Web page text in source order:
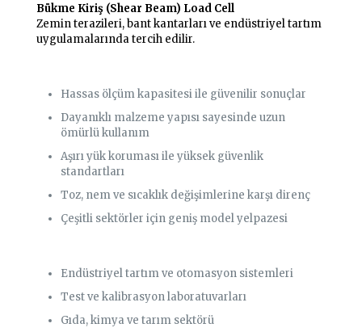
Bükme Kiriş (Shear Beam) Load Cell
Zemin terazileri, bant kantarları ve endüstriyel tartım
uygulamalarında tercih edilir.
Hassas ölçüm kapasitesi ile güvenilir sonuçlar
Dayanıklı malzeme yapısı sayesinde uzun
ömürlü kullanım
Aşırı yük koruması ile yüksek güvenlik
standartları
Toz, nem ve sıcaklık değişimlerine karşı direnç
Çeşitli sektörler için geniş model yelpazesi
Endüstriyel tartım ve otomasyon sistemleri
Test ve kalibrasyon laboratuvarları
Gıda, kimya ve tarım sektörü